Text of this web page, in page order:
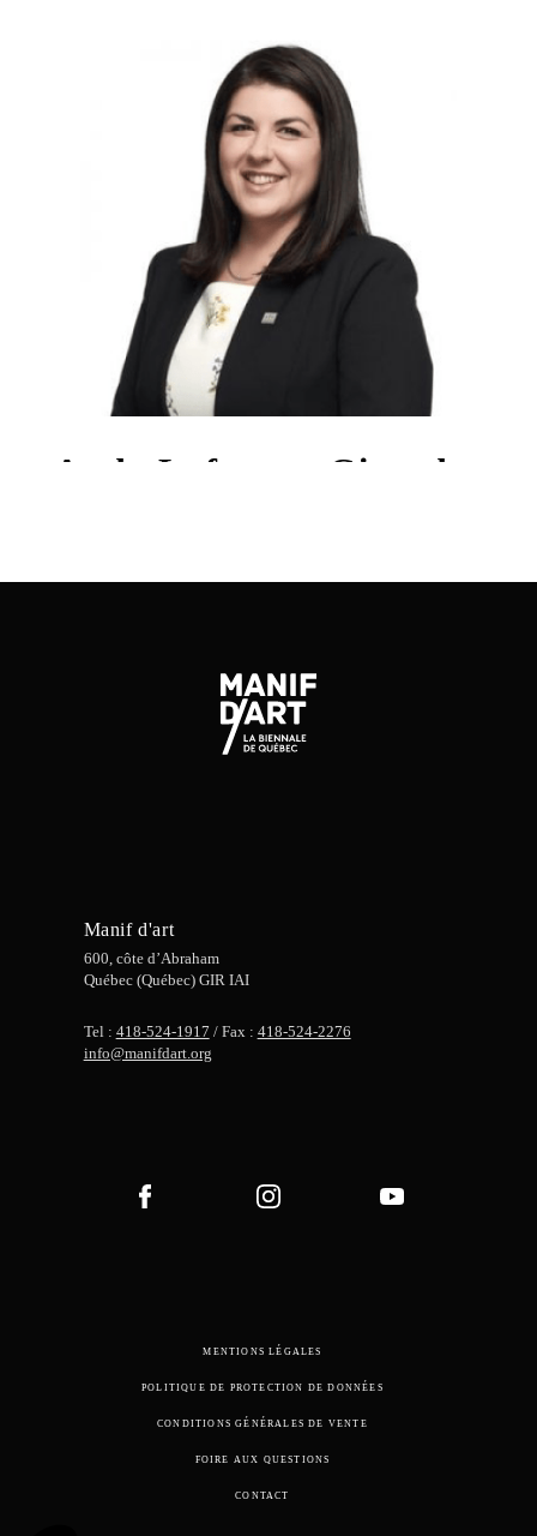
Aude Lafrance Girard
Manif d'art
600, côte d’Abraham
Québec (Québec) GIR IAI
Tel : 418-524-1917 / Fax : 418-524-2276
info@manifdart.org
MENTIONS LÉGALES
POLITIQUE DE PROTECTION DE DONNÉES
CONDITIONS GÉNÉRALES DE VENTE
FOIRE AUX QUESTIONS
CONTACT